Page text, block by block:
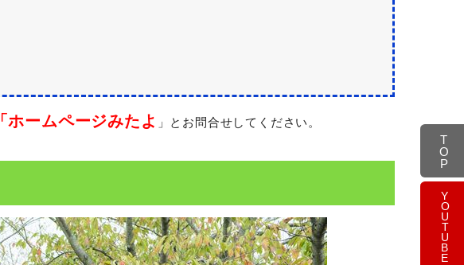
「ホームページみたよ 」とお問合せしてください。
TOP
YOUTUBE